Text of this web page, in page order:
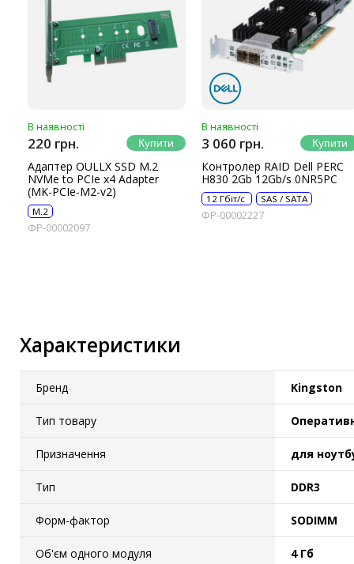
IP-камери
Автономне живлення
Автоматичні вимикачі
В наявності
220 грн.
Адаптер OULLX SSD M.2
NVMe to PCIe x4 Adapter
(MK-PCIe-M2-v2)
M.2
ФР-00002097
В наявності
3 060 грн.
Контролер RAID Dell PERC
H830 2Gb 12Gb/s 0NR5PC
12 Гбіт/с SAS / SATA
ФР-00002227
Характеристики
Бренд Kingston
Тип товару
Призначення для
Тип DDR3
Форм-фактор SODIMM
Об'єм одного модуля 4 Гб